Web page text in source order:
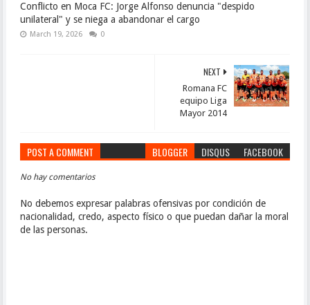
Conflicto en Moca FC: Jorge Alfonso denuncia "despido
unilateral" y se niega a abandonar el cargo
March 19, 2026 0
NEXT
Romana FC
equipo Liga
Mayor 2014
POST A COMMENT BLOGGER DISQUS FACEBOOK
No hay comentarios
No debemos expresar palabras ofensivas por condición de
nacionalidad, credo, aspecto físico o que puedan dañar la moral
de las personas.